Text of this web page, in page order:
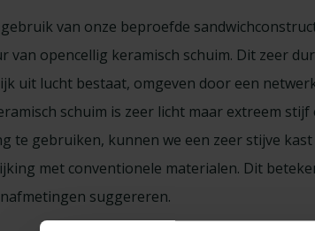
van onze beproefde
van opencellig keramisch schuim. Dit zeer
uit lucht bestaat, omgeven door een
schuim is zeer licht maar extreem
te gebruiken, kunnen we een zeer stijve
met conventionele materialen. Dit
suggereren.